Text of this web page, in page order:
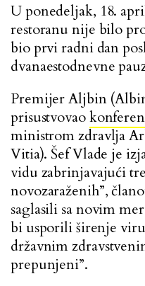
U ponedeljak, 18.
restoranu nije bilo
bio prvi radni dan
dvanaestodnevne
Premijer Aljbin
prisustvovao
ministrom zdravlja
Vitia). Šef Vlade je
vidu zabrinjavajući
novozaraženih”,
saglasili sa novim
bi usporili širenje
državnim
prepunjeni”.